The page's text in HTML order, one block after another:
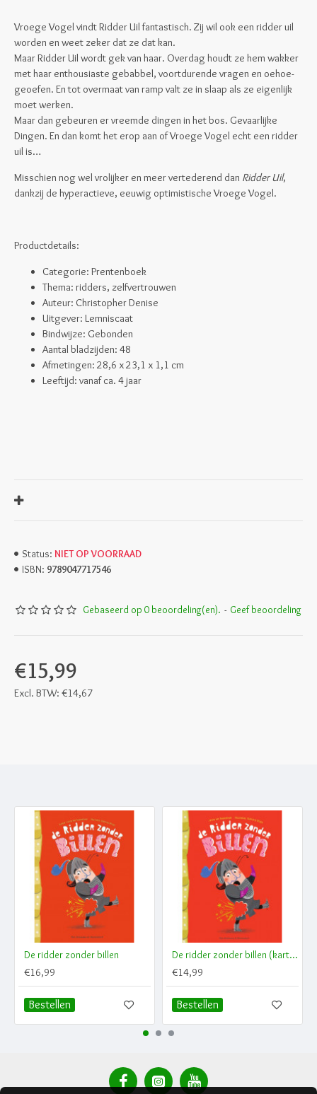
Vroege Vogel vindt Ridder Uil fantastisch. Zij wil ook een ridder uil
worden en weet zeker dat ze dat kan.
Maar Ridder Uil wordt gek van haar. Overdag houdt ze hem wakker
met haar enthousiaste gebabbel, voortdurende vragen en oehoe-
geoefen. En tot overmaat van ramp valt ze in slaap als ze eigenlijk
moet werken.
Maar dan gebeuren er vreemde dingen in het bos. Gevaarlijke
Dingen. En dan komt het erop aan of Vroege Vogel echt een ridder
uil is…
Misschien nog wel vrolijker en meer vertederend dan Ridder Uil,
dankzij de hyperactieve, eeuwig optimistische Vroege Vogel.
Productdetails:
Categorie: Prentenboek
Thema: ridders, zelfvertrouwen
Auteur: Christopher Denise
Uitgever: Lemniscaat
Bindwijze: Gebonden
Aantal bladzijden: 48
Afmetingen: 28,6 x 23,1 x 1,1 cm
Leeftijd: vanaf ca. 4 jaar
Status: NIET OP VOORRAAD
ISBN: 9789047717546
Gebaseerd op 0 beoordeling(en). - Geef beoordeling
€15,99
Excl. BTW: €14,67
De ridder zonder billen
€16,99
Bestellen
De ridder zonder billen (kartonboek)
€14,99
Bestellen